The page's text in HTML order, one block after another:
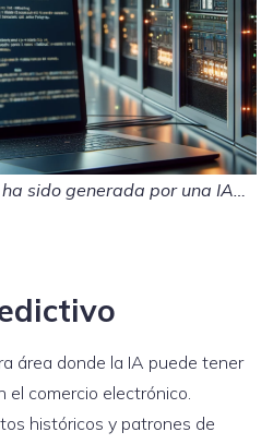
sido generada por una IA…
área donde la IA puede tener
el comercio electrónico.
históricos y patrones de